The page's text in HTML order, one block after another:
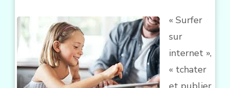
« Surfer
sur
internet »,
« tchater